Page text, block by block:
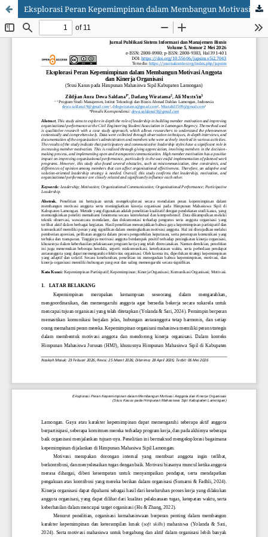
Eksplorasi Peran Kepemimpinan dalam Membangun Motivasi Anggota dan Kinerja Organisasi